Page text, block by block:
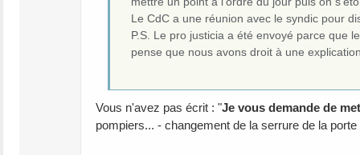
Le CdC a une réunion avec le syndic pour
P.S. Le pro justicia a été envoyé parce que
pense que nous avons droit à une
Vous n'avez pas écrit : "Je vous demande de
pompiers... - changement de la serrure de la